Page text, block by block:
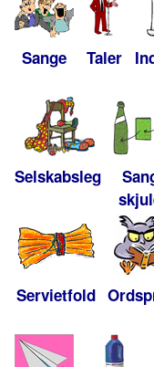
Sange Taler
Selskabsleg
Servietfold